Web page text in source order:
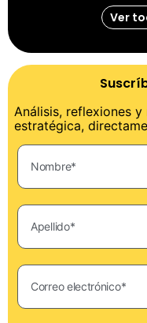
Ver
Análisis, reflexiones
estratégica,